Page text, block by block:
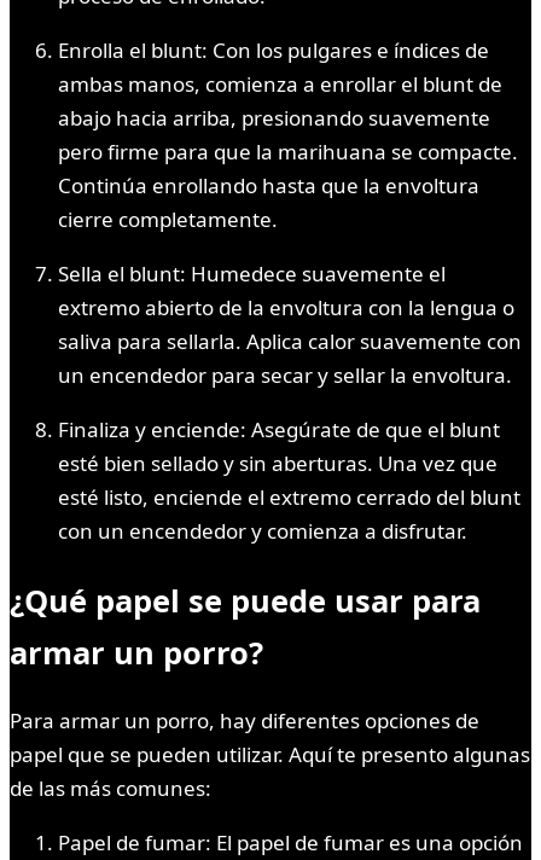
Enrolla el blunt: Con los pulgares e índices de
ambas manos, comienza a enrollar el blunt de
abajo hacia arriba, presionando suavemente
pero firme para que la marihuana se compacte.
Continúa enrollando hasta que la envoltura
cierre completamente.
Sella el blunt: Humedece suavemente el
extremo abierto de la envoltura con la lengua o
saliva para sellarla. Aplica calor suavemente con
un encendedor para secar y sellar la envoltura.
Finaliza y enciende: Asegúrate de que el blunt
esté bien sellado y sin aberturas. Una vez que
esté listo, enciende el extremo cerrado del blunt
con un encendedor y comienza a disfrutar.
¿Qué papel se puede usar para
armar un porro?
Para armar un porro, hay diferentes opciones de
papel que se pueden utilizar. Aquí te presento algunas
de las más comunes:
Papel de fumar: El papel de fumar es una opción